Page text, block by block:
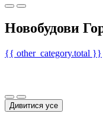
Новобудови
{{ other_category.total }}
Дивитися усе